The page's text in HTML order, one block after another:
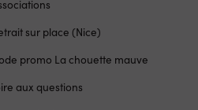
sur place (Nice)
promo La chouette mauve
aux questions